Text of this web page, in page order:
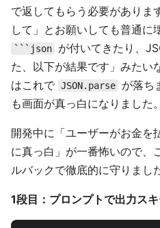
で返してもらう必要がありま
して」とお願いしても普通
```json
が付いてきたり、
た、以下が結果です」みたい
はこれで JSON.parse
が落ち
も画面が真っ白になりました。
開発中に「ユーザーがお金を
に真っ白」が一番怖いので、
ルバックで徹底的に守りまし
1段目：プロンプトで出力ス